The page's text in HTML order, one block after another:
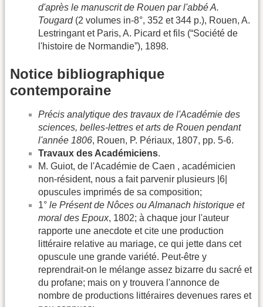
d'après le manuscrit de Rouen par l'abbé A.
Tougard(2 volumes in-8°, 352 et 344 p.), Rouen, A.
Lestringant et Paris, A. Picard et fils (“Société de
l'histoire de Normandie”), 1898.
Notice bibliographique
contemporaine
Précis analytique des travaux de l'Académie des
sciences, belles-lettres et arts de Rouen pendant
l'année 1806, Rouen, P. Périaux, 1807, pp. 5-6.
Travaux des Académiciens.
M. Guiot, de l'Académie de Caen , académicien
non-résident, nous a fait parvenir plusieurs |6|
opuscules imprimés de sa composition;
1° le Présent de Nôces ou Almanach historique et
moral des Epoux, 1802; à chaque jour l'auteur
rapporte une anecdote et cite une production
littéraire relative au mariage, ce qui jette dans cet
opuscule une grande variété. Peut-être y
reprendrait-on le mélange assez bizarre du sacré et
du profane; mais on y trouvera l'annonce de
nombre de productions littéraires devenues rares et